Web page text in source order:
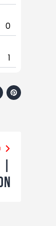
0
1